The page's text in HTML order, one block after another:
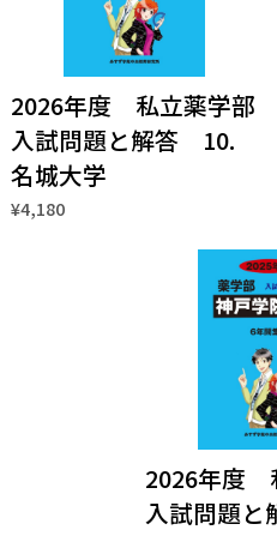
2026年度 私立薬学部
入試問題と解答 10.
名城大学
¥4,180
2026年度
入試問題